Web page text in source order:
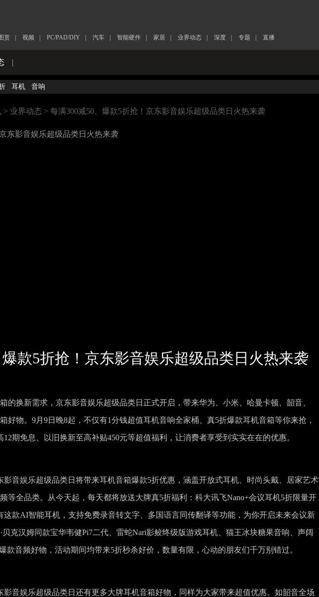
赏 视频 PC/PAD/DIY 汽车 智能硬件 家居 业界动态 深度 专题 直播
|
耳机 音响
> 业界动态 > 每满300减50、爆款5折抢！京东影音娱乐超级品类日火热来袭
爆款5折抢！京东影音娱乐超级品类日火热来袭
的换新需求，京东影音娱乐超级品类日正式开启，带来华为、小米、哈曼卡顿、韶音、
好物。9月9日晚8起，不仅有1分钱超值耳机音响全家桶、真5折爆款耳机音箱等你来抢，
12期免息、以旧换新至高补贴450元等超值福利，让消费者享受到实实在在的优惠。
影音娱乐超级品类日将带来耳机音箱爆款5折优惠，涵盖开放式耳机、时尚头戴、居家艺术
等全品类。从今天起，每天都将放送大牌真5折福利：科大讯飞Nano+会议耳机5折限量开
这款AI智能耳机，支持免费录音转文字、多国语言同传翻译等功能，为你开启未来会议新
贝克汉姆同款宝华韦健Pi7二代、雷蛇Nari影鲛终级版游戏耳机、猫王冰块糖果音响、声阔
款音频好物，活动期间均带来5折秒杀好价，数量有限，心动的朋友们千万别错过。
影音娱乐超级品类日还有更多大牌耳机音箱好物，同样为大家带来超值优惠。如韶音全场